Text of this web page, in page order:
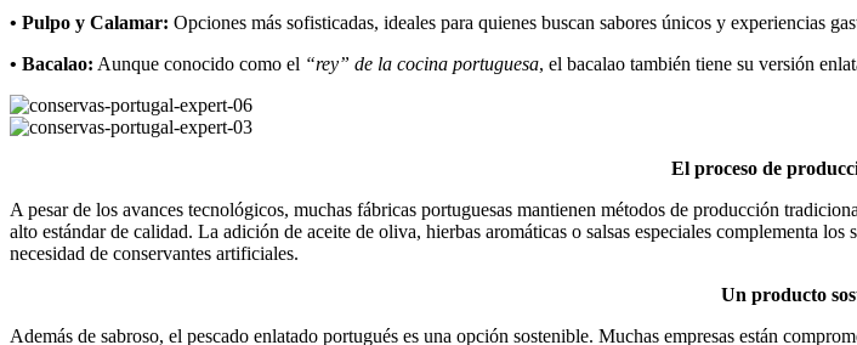
• Pulpo y Calamar: Opciones más sofisticadas, ideales para quienes buscan sabores únicos y experiencias
• Bacalao: Aunque conocido como el “rey” de la cocina portuguesa, el bacalao también tiene su versión
El proceso de
A pesar de los avances tecnológicos, muchas fábricas portuguesas mantienen métodos de producción
alto estándar de calidad. La adición de aceite de oliva, hierbas aromáticas o salsas especiales complementa
necesidad de conservantes artificiales.
Un producto
Además de sabroso, el pescado enlatado portugués es una opción sostenible. Muchas empresas están